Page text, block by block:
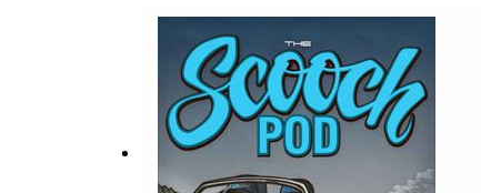
https://www.instagram.com/scoochpod/